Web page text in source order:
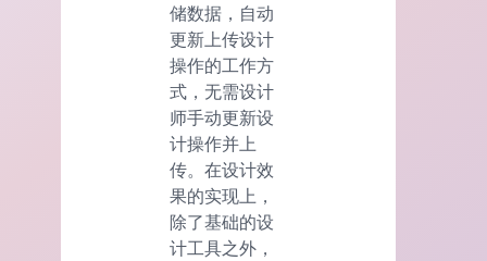
储数据，自动
更新上传设计
操作的工作方
式，无需设计
师手动更新设
计操作并上
传。在设计效
果的实现上，
除了基础的设
计工具之外，